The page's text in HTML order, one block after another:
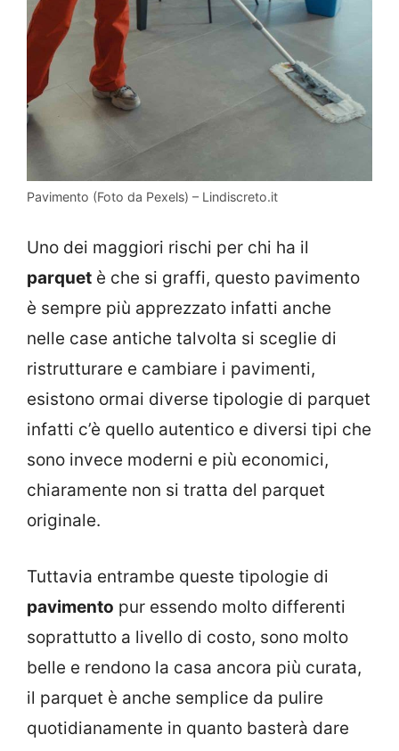
Pavimento (Foto da Pexels) – Lindiscreto.it
Uno dei maggiori rischi per chi ha il
parquet è che si graffi, questo pavimento
è sempre più apprezzato infatti anche
nelle case antiche talvolta si sceglie di
ristrutturare e cambiare i pavimenti,
esistono ormai diverse tipologie di parquet
infatti c’è quello autentico e diversi tipi che
sono invece moderni e più economici,
chiaramente non si tratta del parquet
originale.
Tuttavia entrambe queste tipologie di
pavimento pur essendo molto differenti
soprattutto a livello di costo, sono molto
belle e rendono la casa ancora più curata,
il parquet è anche semplice da pulire
quotidianamente in quanto basterà dare